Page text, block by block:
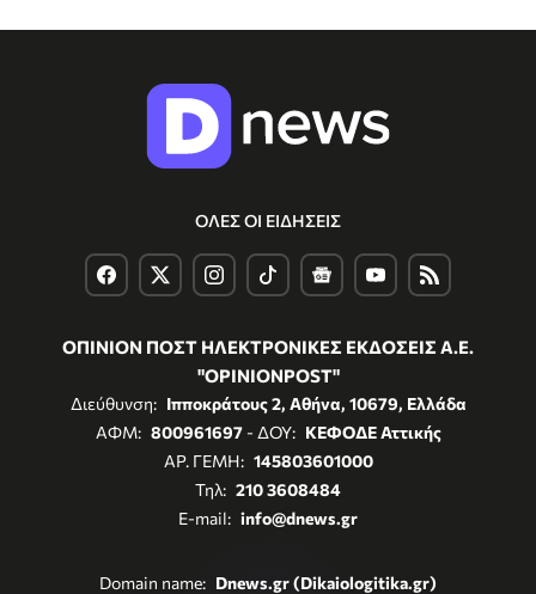
ΟΛΕΣ ΟΙ ΕΙΔΗΣΕΙΣ
ΟΠΙΝΙΟΝ ΠΟΣΤ ΗΛΕΚΤΡΟΝΙΚΕΣ ΕΚΔΟΣΕΙΣ Α.Ε.
"OPINIONPOST"
Διεύθυνση: Ιπποκράτους 2, Αθήνα, 10679, Ελλάδα
ΑΦΜ: 800961697- ΔΟΥ: ΚΕΦΟΔΕ Αττικής
ΑΡ. ΓΕΜΗ: 145803601000
Τηλ: 210 3608484
E-mail: info@dnews.gr
Domain name: Dnews.gr (Dikaiologitika.gr)